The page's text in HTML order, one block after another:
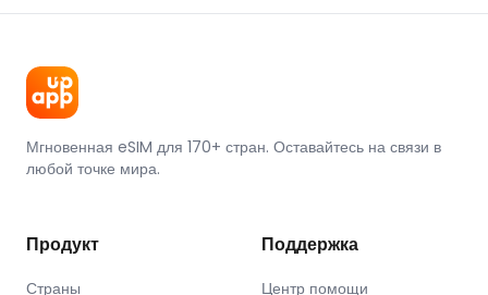
Мгновенная eSIM для 170+ стран. Оставайтесь на связи в
любой точке мира.
Продукт
Страны
Поддержка
Центр помощи